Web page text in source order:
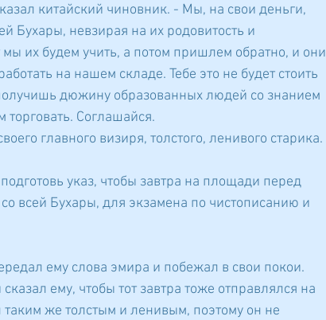
китайский чиновник. - Мы, на свои деньги,
Бухары, невзирая на их родовитость и
мы их будем учить, а потом пришлем обратно, и они
на нашем складе. Тебе это не будет стоить
дюжину образованных людей со знанием
торговать. Соглашайся.
главного визиря, толстого, ленивого старика.
указ, чтобы завтра на площади перед
всей Бухары, для экзамена по чистописанию и
ему слова эмира и побежал в свои покои.
ему, чтобы тот завтра тоже отправлялся на
же толстым и ленивым, поэтому он не